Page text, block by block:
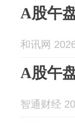
A股午
和讯网
A股午
智通财经